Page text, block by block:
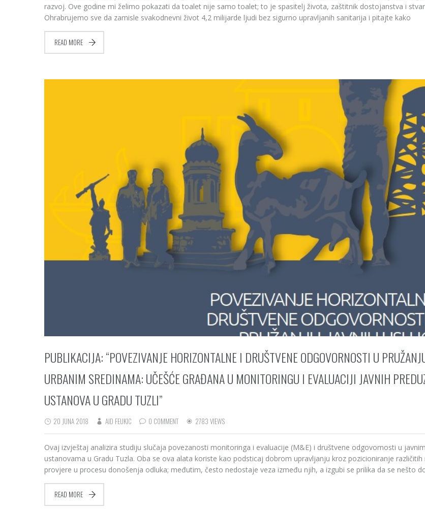
razvoj. Ove godine mi želimo pokazati da toalet nije samo toalet; to je spasitelj života, zaštitnik dostojanstva i
Ohrabrujemo sve da zamisle svakodnevni život 4,2 milijarde ljudi bez sigurno upravljanih sanitarija i pitajte kako
READ MORE
PUBLIKACIJA: “POVEZIVANJE HORIZONTALNE I DRUŠTVENE ODGOVORNOSTI U
URBANIM SREDINAMA: UČEŠĆE GRAĐANA U MONITORINGU I EVALUACIJI JAVNIH
USTANOVA U GRADU TUZLI”
20 JUNA 2018 AID FEUKIC 0 COMMENT 2783 VIEWS
Ovaj izvještaj analizira studiju slučaja povezanosti monitoringa i evaluacije (M&E) i društvene odgovornosti u
ustanovama u Gradu Tuzla. Oba se ova alata koriste kao podsticaj dobrom upravljanju kroz pozicioniranje različitih
provjere u procesu donošenja odluka; međutim, često nedostaje veza između njih, a izgubi se prilika da se nešto
READ MORE